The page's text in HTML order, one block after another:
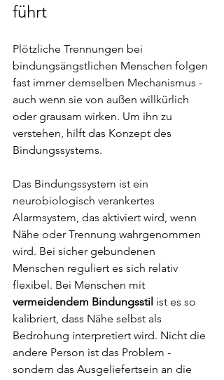
führt
Plötzliche Trennungen bei
bindungsängstlichen Menschen folgen
fast immer demselben Mechanismus -
auch wenn sie von außen willkürlich
oder grausam wirken. Um ihn zu
verstehen, hilft das Konzept des
Bindungssystems.
Das Bindungssystem ist ein
neurobiologisch verankertes
Alarmsystem, das aktiviert wird, wenn
Nähe oder Trennung wahrgenommen
wird. Bei sicher gebundenen
Menschen reguliert es sich relativ
flexibel. Bei Menschen mit
vermeidendem Bindungsstil ist es so
kalibriert, dass Nähe selbst als
Bedrohung interpretiert wird. Nicht die
andere Person ist das Problem -
sondern das Ausgeliefertsein an die